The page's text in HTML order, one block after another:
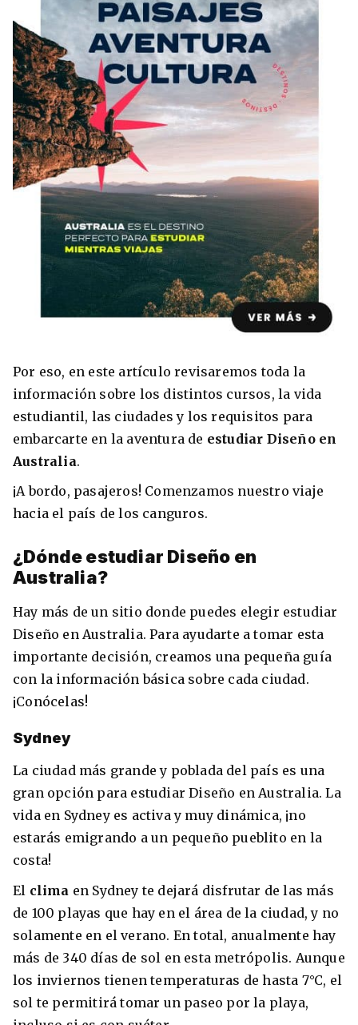
Australia permitirá la entrada de
estudiantes y trabajadores cualificados
vacunados contra el Covid-19
Agustina Fontirroig 23/11/2021
8 ciudades para tomar cursos de inglés
intensivo
Barbie Castoldi 09/11/2021
América
Brasil
Canadá
Estados Unidos
Ecuador
México
VER TODOS LOS PAÍSES
Estudia Inglés frente al Mediterráneo
Estudia un Bachelor de IT en Cork
Estudia Business en Auckland
+30 Summer English for Professionals en
Melbourne
Condiciones
ENVIAR
Por eso, en este artículo revisaremos toda la
información sobre los distintos cursos, la vida
estudiantil, las ciudades y los requisitos para
embarcarte en la aventura de estudiar Diseño en
Australia.
¡A bordo, pasajeros! Comenzamos nuestro viaje
hacia el país de los canguros.
¿Dónde estudiar Diseño en
Australia?
Hay más de un sitio donde puedes elegir estudiar
Diseño en Australia. Para ayudarte a tomar esta
importante decisión, creamos una pequeña guía
con la información básica sobre cada ciudad.
¡Conócelas!
Sydney
La ciudad más grande y poblada del país es una
gran opción para estudiar Diseño en Australia. La
vida en Sydney es activa y muy dinámica, ¡no
estarás emigrando a un pequeño pueblito en la
costa!
El clima en Sydney te dejará disfrutar de las más
de 100 playas que hay en el área de la ciudad, y no
solamente en el verano. En total, anualmente hay
más de 340 días de sol en esta metrópolis. Aunque
los inviernos tienen temperaturas de hasta 7°C, el
sol te permitirá tomar un paseo por la playa,